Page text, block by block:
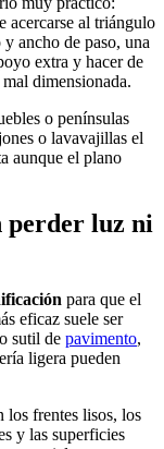
acercarse al triángulo
ancho de paso, una
extra y hacer de
dimensionada.
o penínsulas
o lavavajillas el
aunque el plano
perder luz ni
para que el
eficaz suele ser
sutil de pavimento,
ligera pueden
los frentes lisos, los
y las superficies